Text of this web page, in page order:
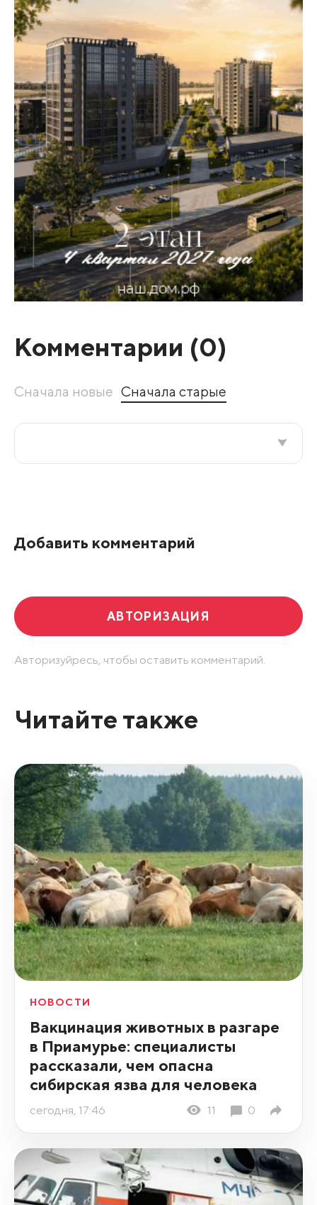
Комментарии (0)
Сначала новые Сначала старые
Добавить комментарий
АВТОРИЗАЦИЯ
Авторизуйресь, чтобы оставить комментарий.
Читайте также
НОВОСТИ
Вакцинация животных в разгаре
в Приамурье: специалисты
рассказали, чем опасна
сибирская язва для человека
сегодня, 17:46 11 0